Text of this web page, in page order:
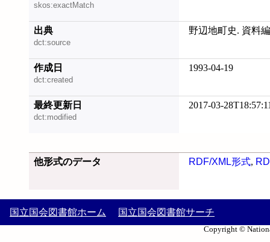
skos:exactMatch
出典
dct:source
野辺地町史. 資料
作成日
dct:created
1993-04-19
最終更新日
dct:modified
2017-03-
他形式のデータ RDF/XML形式,
国立国会図書館ホーム 国立国会図書館サーチ
Copyright ©